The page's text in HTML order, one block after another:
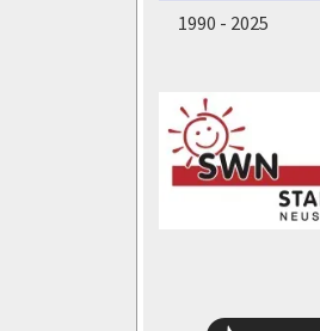
1990 - 2025